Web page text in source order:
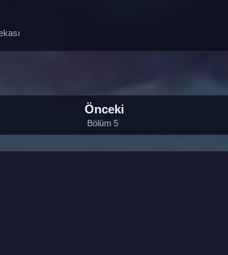
Önceki
Bölüm 5